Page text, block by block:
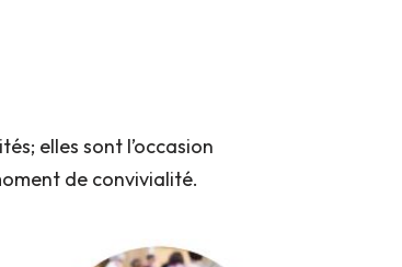
elles sont l’occasion
de convivialité.